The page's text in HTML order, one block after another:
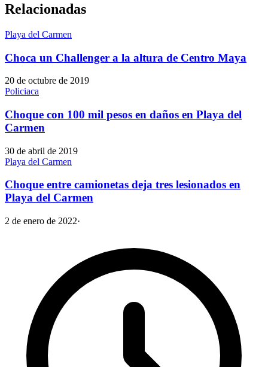
Relacionadas
Playa del Carmen
Choca un Challenger a la altura de Centro Maya
20 de octubre de 2019
Policiaca
Choque con 100 mil pesos en daños en Playa del
Carmen
30 de abril de 2019
Playa del Carmen
Choque entre camionetas deja tres lesionados en
Playa del Carmen
2 de enero de 2022·